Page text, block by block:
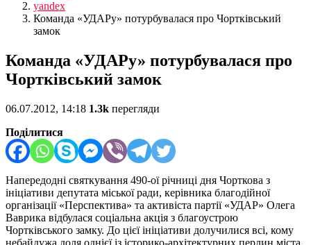
yandex
Команда «УДАРу» потурбувалася про Чортківський
замок
Команда «УДАРу» потурбувалася про
Чортківський замок
06.07.2012, 14:18 1.3k перегляди
Поділитися
Напередодні святкування 490-ої річниці дня Чорткова з
ініціативи депутата міської ради, керівника благодійної
організації «Перспектива» та активіста партії «УДАР» Олега
Ваврика відбулася соціальна акція з благоустрою
Чортківського замку. До цієї ініціативи долучилися всі, кому